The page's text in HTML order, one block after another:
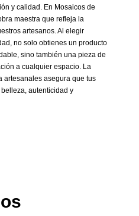
y calidad. En Mosaicos de
maestra que refleja la
artesanos. Al elegir
no solo obtienes un producto
sino también una pieza de
a cualquier espacio. La
artesanales asegura que tus
autenticidad y